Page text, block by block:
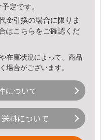
定です。
金引換の場合に限りま
はこちら をご確認くだ
在庫状況によって、商品
場合がございます。
について
料について